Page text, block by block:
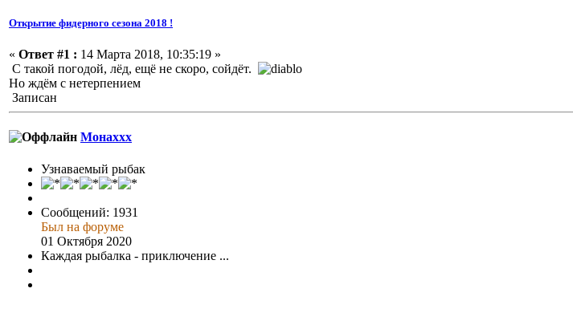
Открытие фидерного сезона 2018 !
« Ответ #1 : 14 Марта 2018, 10:35:19 »
С такой погодой, лёд, ещё не скоро, сойдёт.
Но ждём с нетерпением
Записан
Монаххх
Узнаваемый рыбак
Сообщений: 1931
Был на форуме
01 Октября 2020
Каждая рыбалка - приключение ...